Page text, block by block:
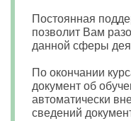
Постоянная
позволит Вам
данной сферы
По окончании
документ об
автоматически
сведений